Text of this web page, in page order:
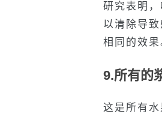
研究表明
以清除导
相同的效
9.所有的
这是所有